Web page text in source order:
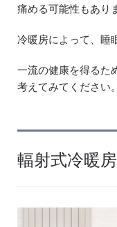
痛める可能性もあり
冷暖房によって、睡
一流の健康を得るた
考えてみてください。
輻射式冷暖